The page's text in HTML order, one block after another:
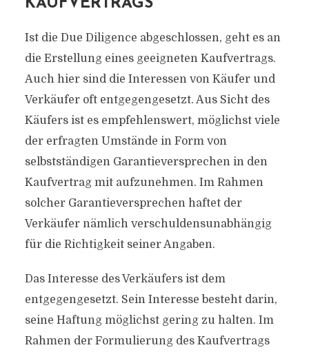
KAUFVERTRAGS
Ist die Due Diligence abgeschlossen, geht es an
die Erstellung eines geeigneten Kaufvertrags.
Auch hier sind die Interessen von Käufer und
Verkäufer oft entgegengesetzt. Aus Sicht des
Käufers ist es empfehlenswert, möglichst viele
der erfragten Umstände in Form von
selbstständigen Garantieversprechen in den
Kaufvertrag mit aufzunehmen. Im Rahmen
solcher Garantieversprechen haftet der
Verkäufer nämlich verschuldensunabhängig
für die Richtigkeit seiner Angaben.
Das Interesse des Verkäufers ist dem
entgegengesetzt. Sein Interesse besteht darin,
seine Haftung möglichst gering zu halten. Im
Rahmen der Formulierung des Kaufvertrags